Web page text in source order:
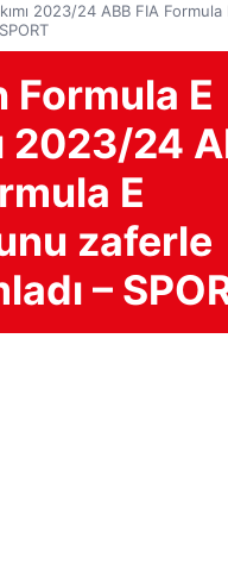
2023/24 ABB FIA
Formula E
2023/24
E
zaferle
–